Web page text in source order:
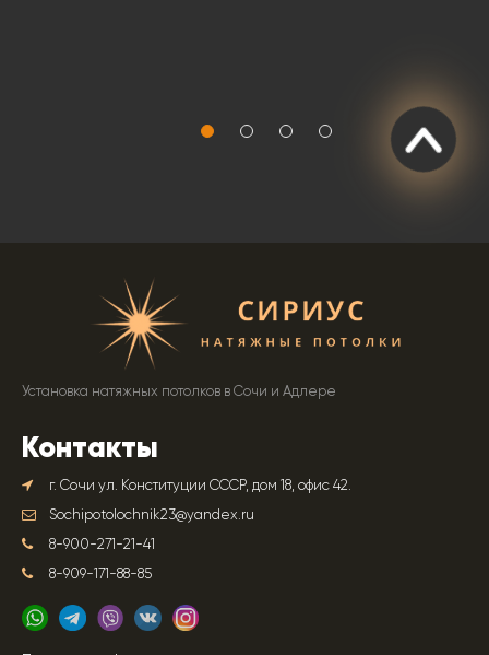
Установка натяжных потолков в Сочи и Адлере
Контакты
г. Сочи ул. Конституции СССР, дом 18, офис 42.
Sochipotolochnik23@yandex.ru
8-900-271-21-41
8-909-171-88-85